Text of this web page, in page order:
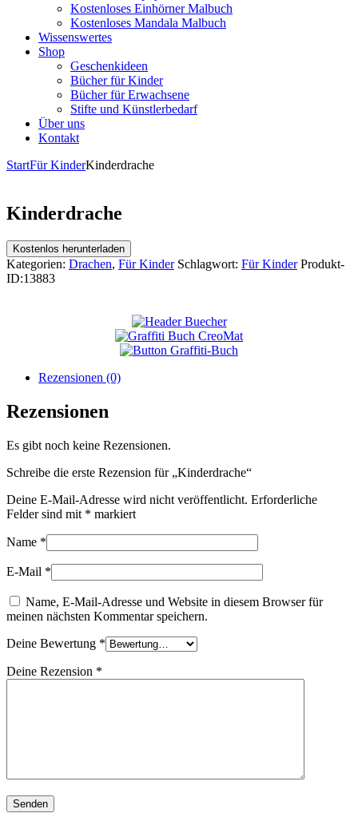
Kostenloses Einhörner Malbuch
Kostenloses Mandala Malbuch
Wissenswertes
Shop
Geschenkideen
Bücher für Kinder
Bücher für Erwachsene
Stifte und Künstlerbedarf
Über uns
Kontakt
StartFür KinderKinderdrache
Kinderdrache
Kostenlos herunterladen
Kategorien: Drachen, Für Kinder Schlagwort: Für Kinder Produkt-
ID:13883
Rezensionen (0)
Rezensionen
Es gibt noch keine Rezensionen.
Schreibe die erste Rezension für „Kinderdrache“
Deine E-Mail-Adresse wird nicht veröffentlicht. Erforderliche
Felder sind mit * markiert
Name *
E-Mail *
Name, E-Mail-Adresse und Website in diesem Browser für
meinen nächsten Kommentar speichern.
Deine Bewertung *
Deine Rezension *